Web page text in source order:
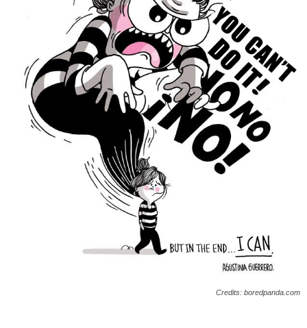
Credits: boredpanda.com